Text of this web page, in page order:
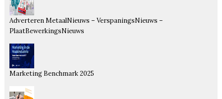
Adverteren MetaalNieuws – VerspaningsNieuws –
PlaatBewerkingsNieuws
Marketing Benchmark 2025